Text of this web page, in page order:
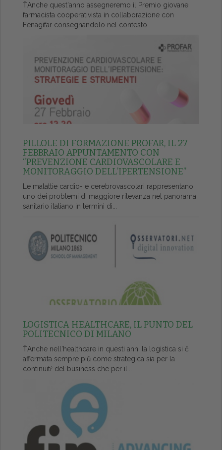
ŤAnche quest'anno assegneremo il Premio giovane
farmacista cooperativista in collaborazione con
Fenagifar consegnandolo nel contesto...
PILLOLE DI FORMAZIONE PROFAR, IL 27
FEBBRAIO APPUNTAMENTO CON
“PREVENZIONE CARDIOVASCOLARE E
MONITORAGGIO DELL’IPERTENSIONE”
Le malattie cardio- e cerebrovascolari rappresentano
uno dei problemi di maggiore rilevanza nel panorama
sanitario italiano in termini di...
LOGISTICA HEALTHCARE, IL PUNTO DEL
POLITECNICO DI MILANO
ŤAnche nell'healthcare in questi anni la logistica si č
affermata sempre piů come strategica sia per la
continuitŕ del business che per il...